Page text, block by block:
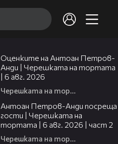
Оценките на Антоан Петров-
Анди | Черешката на тортата
| 6 авг. 2026
Черешката на тортата
Антоан Петров-Анди посреща
гости | Черешката на
тортата | 6 авг. 2026 | част 2
Черешката на тортата